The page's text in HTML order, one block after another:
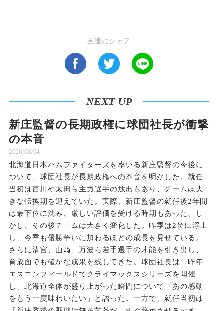
友達にシェア
NEXT UP
新庄監督の長期政権に球団社長が衝撃
の本音
2026/08/04
北海道日本ハムファイターズを率いる新庄監督の今後に
ついて、球団社長が長期政権への本音を明かした。就任
当初は西川や太田ら主力選手の放出もあり、チームは大
きな転換期を迎えていた。実際、新庄監督の就任後2年間
は最下位に沈み、厳しい評価を受ける時期もあった。し
かし、その後チームは大きく変化した。昨季は2位に浮上
し、今季も優勝争いに加わるほどの成長を見せている。
さらに清宮、山﨑、万波ら若手選手の才能を引き出し、
育成面でも確かな成果を残してきた。球団社長は、昨年
エスコンフィールドでクライマックスシリーズを開催
し、北海道全体が盛り上がった瞬間について「あの感動
をもう一度味わいたい」と語った。一方で、就任当初は